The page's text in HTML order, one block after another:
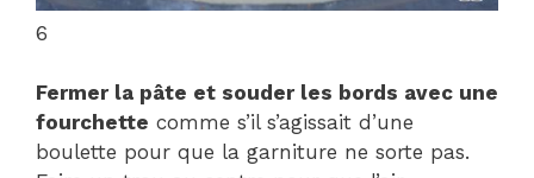
6
Fermer la pâte et souder les bords avec une
fourchette comme s’il s’agissait d’une
boulette pour que la garniture ne sorte pas.